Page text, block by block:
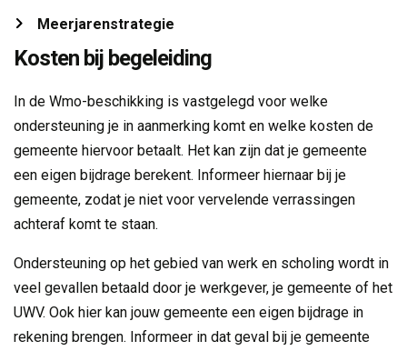
Meerjarenstrategie
Kosten bij begeleiding
In de Wmo-beschikking is vastgelegd voor welke
ondersteuning je in aanmerking komt en welke kosten de
gemeente hiervoor betaalt. Het kan zijn dat je gemeente
een eigen bijdrage berekent. Informeer hiernaar bij je
gemeente, zodat je niet voor vervelende verrassingen
achteraf komt te staan.
Ondersteuning op het gebied van werk en scholing wordt in
veel gevallen betaald door je werkgever, je gemeente of het
UWV. Ook hier kan jouw gemeente een eigen bijdrage in
rekening brengen. Informeer in dat geval bij je gemeente